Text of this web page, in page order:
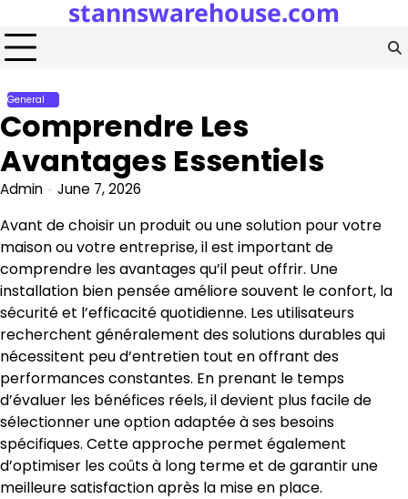
to
content
stannswarehouse.com
General
Comprendre Les
Avantages Essentiels
Admin June 7, 2026
Avant de choisir un produit ou une solution pour votre
maison ou votre entreprise, il est important de
comprendre les avantages qu’il peut offrir. Une
installation bien pensée améliore souvent le confort, la
sécurité et l’efficacité quotidienne. Les utilisateurs
recherchent généralement des solutions durables qui
nécessitent peu d’entretien tout en offrant des
performances constantes. En prenant le temps
d’évaluer les bénéfices réels, il devient plus facile de
sélectionner une option adaptée à ses besoins
spécifiques. Cette approche permet également
d’optimiser les coûts à long terme et de garantir une
meilleure satisfaction après la mise en place.